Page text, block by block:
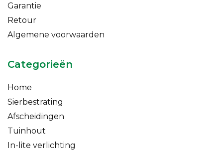
Garantie
Retour
Algemene voorwaarden
Categorieën
Home
Sierbestrating
Afscheidingen
Tuinhout
In-lite verlichting